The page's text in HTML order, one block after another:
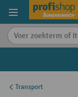
content
Transport